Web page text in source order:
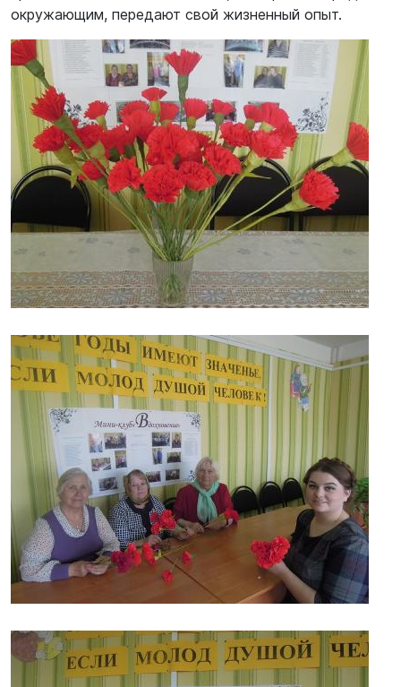
окружающим, передают свой жизненный опыт.